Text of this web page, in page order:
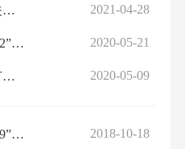
市减灾委员会办公室关于 印发2021年“五一”期间及5月份武汉市 自然灾害风险形势分析报告的通知 2021-04-28
武汉江樾云著项目“4·22”一般高坠 事故调查报告 2020-05-21
武汉青江新墙材科技有限公司“4.13”一般 高坠事故调查报告 2020-05-09
武汉鑫城凯瑞酒店“8·29”一般触电事故 调查报告 2018-10-18